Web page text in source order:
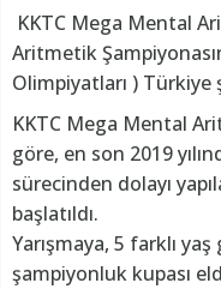
KKTC Mega Mental
Aritmetik
Olimpiyatları )
KKTC Mega Mental
göre, en son 2019
sürecinden dolayı
başlatıldı.
Yarışmaya, 5 farklı
şampiyonluk kupası